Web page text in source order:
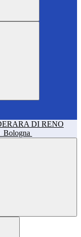
Bologna